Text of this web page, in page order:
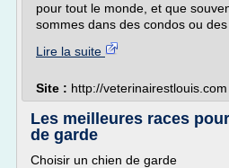
pour tout le monde, et que
sommes dans des condos ou des
Lire la suite
Site : http://veterinairestlouis.com
Les meilleures races
de garde
Choisir un chien de garde